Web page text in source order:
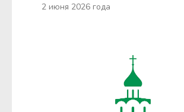
2 июня 2026 года